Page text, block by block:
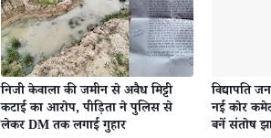
निजी केवाला की जमीन से अवैध मिट्टी
कटाई का आरोप, पीड़िता ने पुलिस से
लेकर DM तक लगाई गुहार
विद्यापति
नई कोर
बनें संतोष